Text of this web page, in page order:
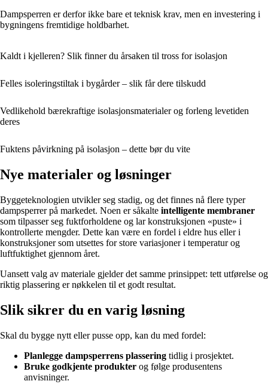
Dampsperren er derfor ikke bare et teknisk krav, men en investering i
bygningens fremtidige holdbarhet.
Kaldt i kjelleren? Slik finner du årsaken til tross for isolasjon
Felles isoleringstiltak i bygårder – slik får dere tilskudd
Vedlikehold bærekraftige isolasjonsmaterialer og forleng levetiden
deres
Fuktens påvirkning på isolasjon – dette bør du vite
Nye materialer og løsninger
Byggeteknologien utvikler seg stadig, og det finnes nå flere typer
dampsperrer på markedet. Noen er såkalte intelligente membraner
som tilpasser seg fuktforholdene og lar konstruksjonen «puste» i
kontrollerte mengder. Dette kan være en fordel i eldre hus eller i
konstruksjoner som utsettes for store variasjoner i temperatur og
luftfuktighet gjennom året.
Uansett valg av materiale gjelder det samme prinsippet: tett utførelse og
riktig plassering er nøkkelen til et godt resultat.
Slik sikrer du en varig løsning
Skal du bygge nytt eller pusse opp, kan du med fordel:
Planlegge dampsperrens plassering tidlig i prosjektet.
Bruke godkjente produkter og følge produsentens
anvisninger.